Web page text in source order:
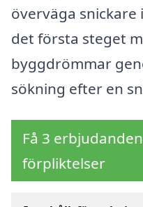
överväga snickare
det första steget
byggdrömmar
sökning efter en
Få 3
förpliktelser